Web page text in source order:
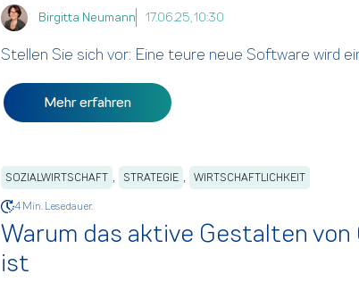
Birgitta Neumann 17.06.25, 10:30
Stellen Sie sich vor: Eine teure neue Software wird
Mehr erfahren
SOZIALWIRTSCHAFT , STRATEGIE , WIRTSCHAFTLICHKEIT
4 Min. Lesedauer.
Warum das aktive Gestalten
ist